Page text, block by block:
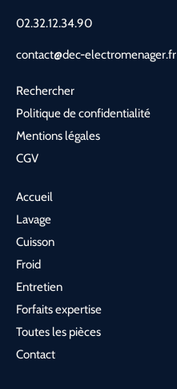
02.32.12.34.90
contact@dec-electromenager.fr
Rechercher
Politique de confidentialité
Mentions légales
CGV
Accueil
Lavage
Cuisson
Froid
Entretien
Forfaits expertise
Toutes les pièces
Contact